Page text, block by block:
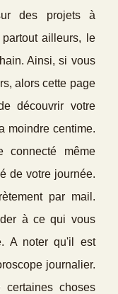
des projets à
ailleurs, le
Ainsi, si vous
alors cette page
découvrir votre
moindre centime.
connecté même
de votre journée.
par mail.
à ce qui vous
A noter qu'il est
journalier.
choses